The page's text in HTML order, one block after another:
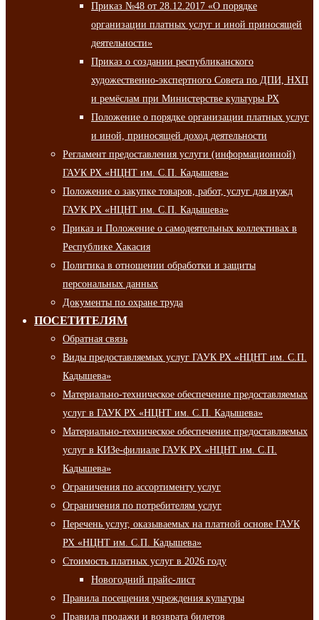
Приказ №48 от 28.12.2017 «О порядке
организации платных услуг и иной приносящей
деятельности»
Приказ о создании республиканского
художественно-экспертного Совета по ДПИ, НХП
и ремёслам при Министерстве культуры РХ
Положение о порядке организации платных услуг
и иной, приносящей доход деятельности
Регламент предоставления услуги (информационной)
ГАУК РХ «НЦНТ им. С.П. Кадышева»
Положение о закупке товаров, работ, услуг для нужд
ГАУК РХ «НЦНТ им. С.П. Кадышева»
Приказ и Положение о самодеятельных коллективах в
Республике Хакасия
Политика в отношении обработки и защиты
персональных данных
Документы по охране труда
ПОСЕТИТЕЛЯМ
Обратная связь
Виды предоставляемых услуг ГАУК РХ «НЦНТ им. С.П.
Кадышева»
Материально-техническое обеспечение предоставляемых
услуг в ГАУК РХ «НЦНТ им. С.П. Кадышева»
Материально-техническое обеспечение предоставляемых
услуг в КИЗе-филиале ГАУК РХ «НЦНТ им. С.П.
Кадышева»
Ограничения по ассортименту услуг
Ограничения по потребителям услуг
Перечень услуг, оказываемых на платной основе ГАУК
РХ «НЦНТ им. С.П. Кадышева»
Стоимость платных услуг в 2026 году
Новогодний прайс-лист
Правила посещения учреждения культуры
Правила продажи и возврата билетов